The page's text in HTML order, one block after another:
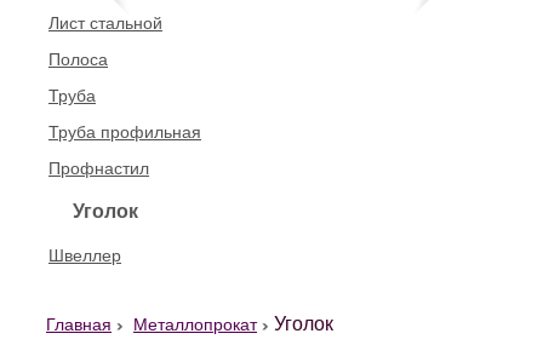
Лист стальной
Полоса
Труба
Труба профильная
Профнастил
Уголок
Швеллер
Главная Металлопрокат Уголок